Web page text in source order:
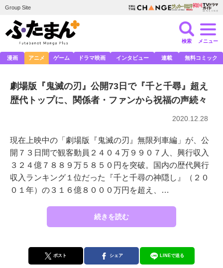
Group Site
検索 メニュー
漫画 アニメ ゲーム ドラマ映画 インタビュー 連載 無料コミック
劇場版『鬼滅の刃』公開73日で『千と千尋』超え
歴代トップに、関係者・ファンから祝福の声続々
2020.12.28
現在上映中の「劇場版『鬼滅の刃』無限列車編」が、公
開７３日間で観客動員２４０４万９９０７人、興行収入
３２４億７８８９万５８５０円を突破。国内の歴代興行
収入ランキング１位だった『千と千尋の神隠し』（２０
０１年）の３１６億８０００万円を超え、…
続きを読む
ポスト シェア LINEで送る